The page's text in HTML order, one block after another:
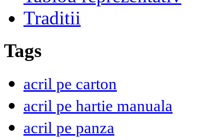
Traditii
Tags
acril pe carton
acril pe hartie manuala
acril pe panza